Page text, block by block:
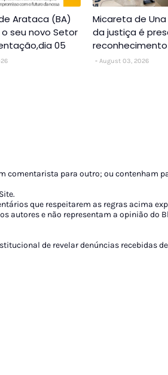
Arataca (BA)
seu novo Setor
05
Micareta de
da justiça é
August 03, 2026
comentarista para outro; ou contenham
que respeitarem as regras acima
autores e não representam a opinião do
de revelar denúncias recebidas